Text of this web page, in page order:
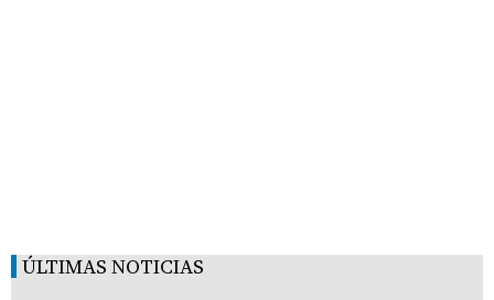
ÚLTIMAS NOTICIAS